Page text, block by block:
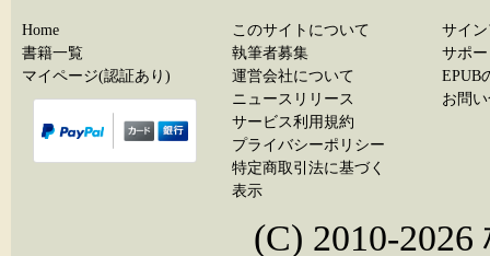
Home
書籍一覧
マイページ(認証あり)
このサイトについて
執筆者募集
運営会社について
ニュースリリース
サービス利用規約
プライバシーポリシー
特定商取引法に基づく
表示
サイ
サポ
EPUB
お問
(C) 2010-